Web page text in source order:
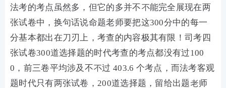
法考的考点虽然多，但它的多并不不能完全展现在两
张试卷中，换句话说命题老师要把这300分中的每一
分基本都出在刀刃上，考查的内容极其有限！司考四
张试卷300道选择题的时代考查的考点都没有过100
0，前三卷平均涉及不不过 403.6 个考点，而法考客观
题时代只有两张试卷，200道选择题，留给出题老师